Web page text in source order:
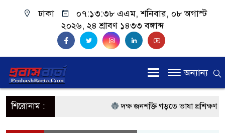
ঢাকা ০৭:১৩:৩৮ এএম, শনিবার, ০৮ অগাস্ট
২০২৬, ২৪ শ্রাবণ ১৪৩৩ বঙ্গাব্দ
অন্যান্য
শিরোনাম : দক্ষ জনশক্তি গড়তে ভাষা প্রশিক্ষণ
প্রধানমন্ত্রী